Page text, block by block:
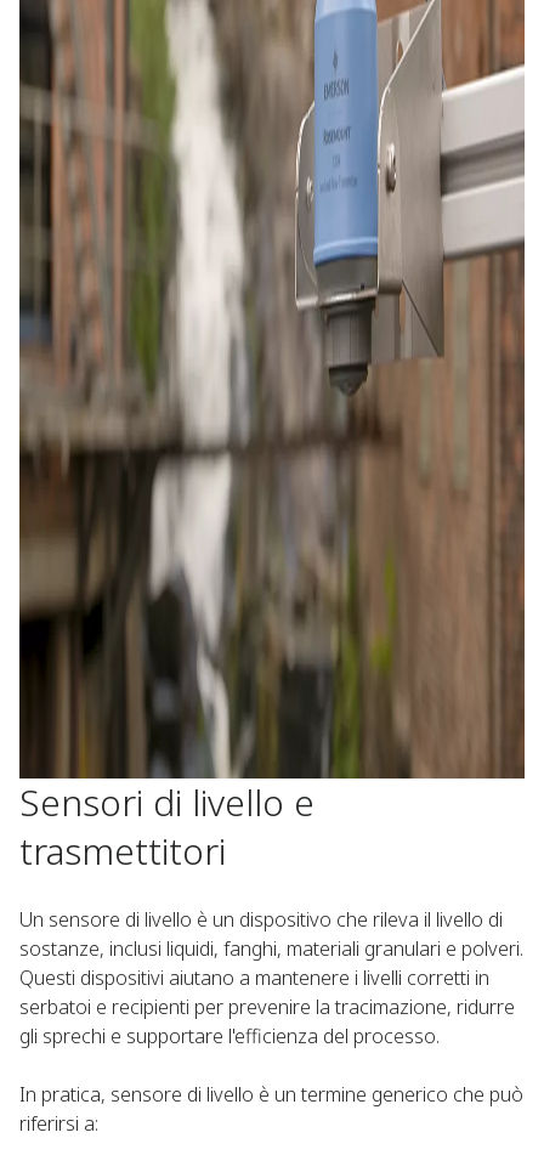
Sensori di livello e
trasmettitori​
Un sensore di livello è un dispositivo che rileva il livello di
sostanze, inclusi liquidi, fanghi, materiali granulari e polveri.
Questi dispositivi aiutano a mantenere i livelli corretti in
serbatoi e recipienti per prevenire la tracimazione, ridurre
gli sprechi e supportare l'efficienza del processo.​
In pratica, sensore di livello è un termine generico che può
riferirsi a:​